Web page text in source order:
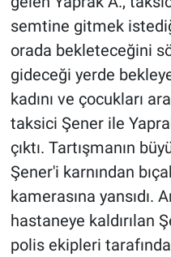
semtine gitmek
orada bekleteceğini
gideceği yerde
kadını ve çocukları
taksici Şener ile
çıktı. Tartışmanın
Şener'i karnından
kamerasına yansıdı.
hastaneye kaldırılan
polis ekipleri
Gündem Özel
Günün görüntüsü
Haber
İlan
Kimdir
Koronavirüs